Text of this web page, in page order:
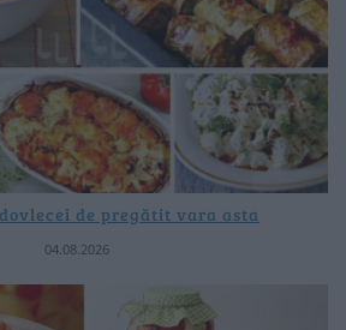
de pregătit vara asta
04.08.2026